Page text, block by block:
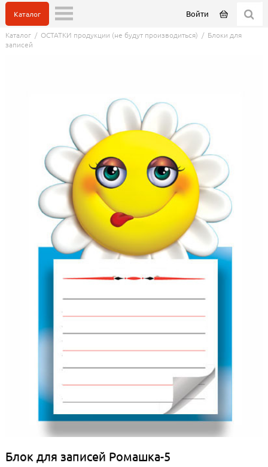
Войти
Каталог
Каталог/ ОСТАТКИ продукции (не будут производиться) / Блоки для
записей
Блок для записей Ромашка-5